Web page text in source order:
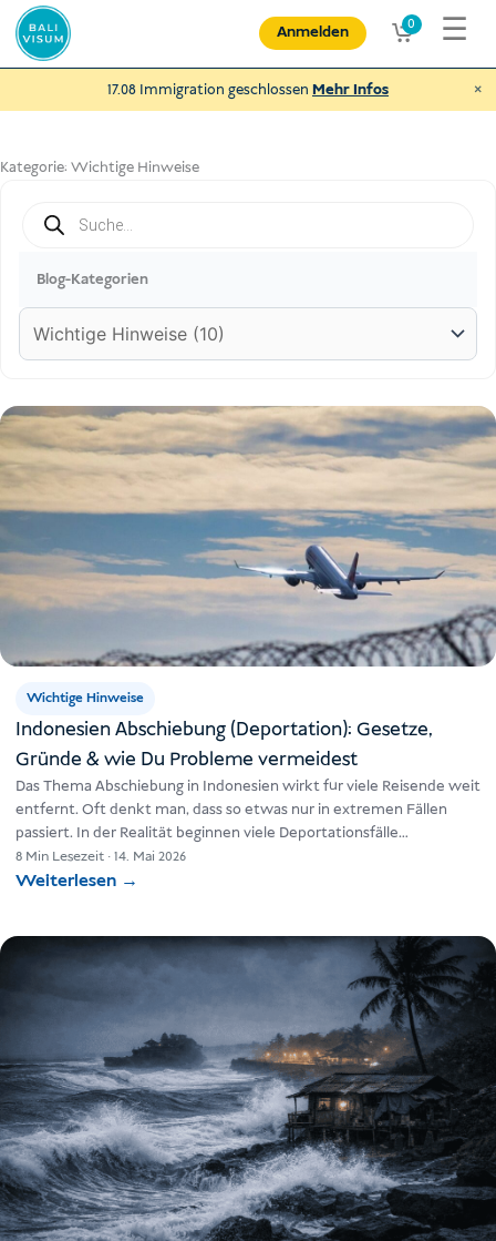
Zum
Inhalt
springen
Anmelden 0 ☰
17.08 Immigration geschlossen Mehr Infos ×
Kategorie: Wichtige Hinweise
search
Blog-Kategorien
Wichtige Hinweise
Indonesien Abschiebung (Deportation): Gesetze,
Gründe & wie Du Probleme vermeidest
Das Thema Abschiebung in Indonesien wirkt für viele Reisende weit
entfernt. Oft denkt man, dass so etwas nur in extremen Fällen
passiert. In der Realität beginnen viele Deportationsfälle…
8 Min Lesezeit ·14. Mai 2026
Weiterlesen →
mehr